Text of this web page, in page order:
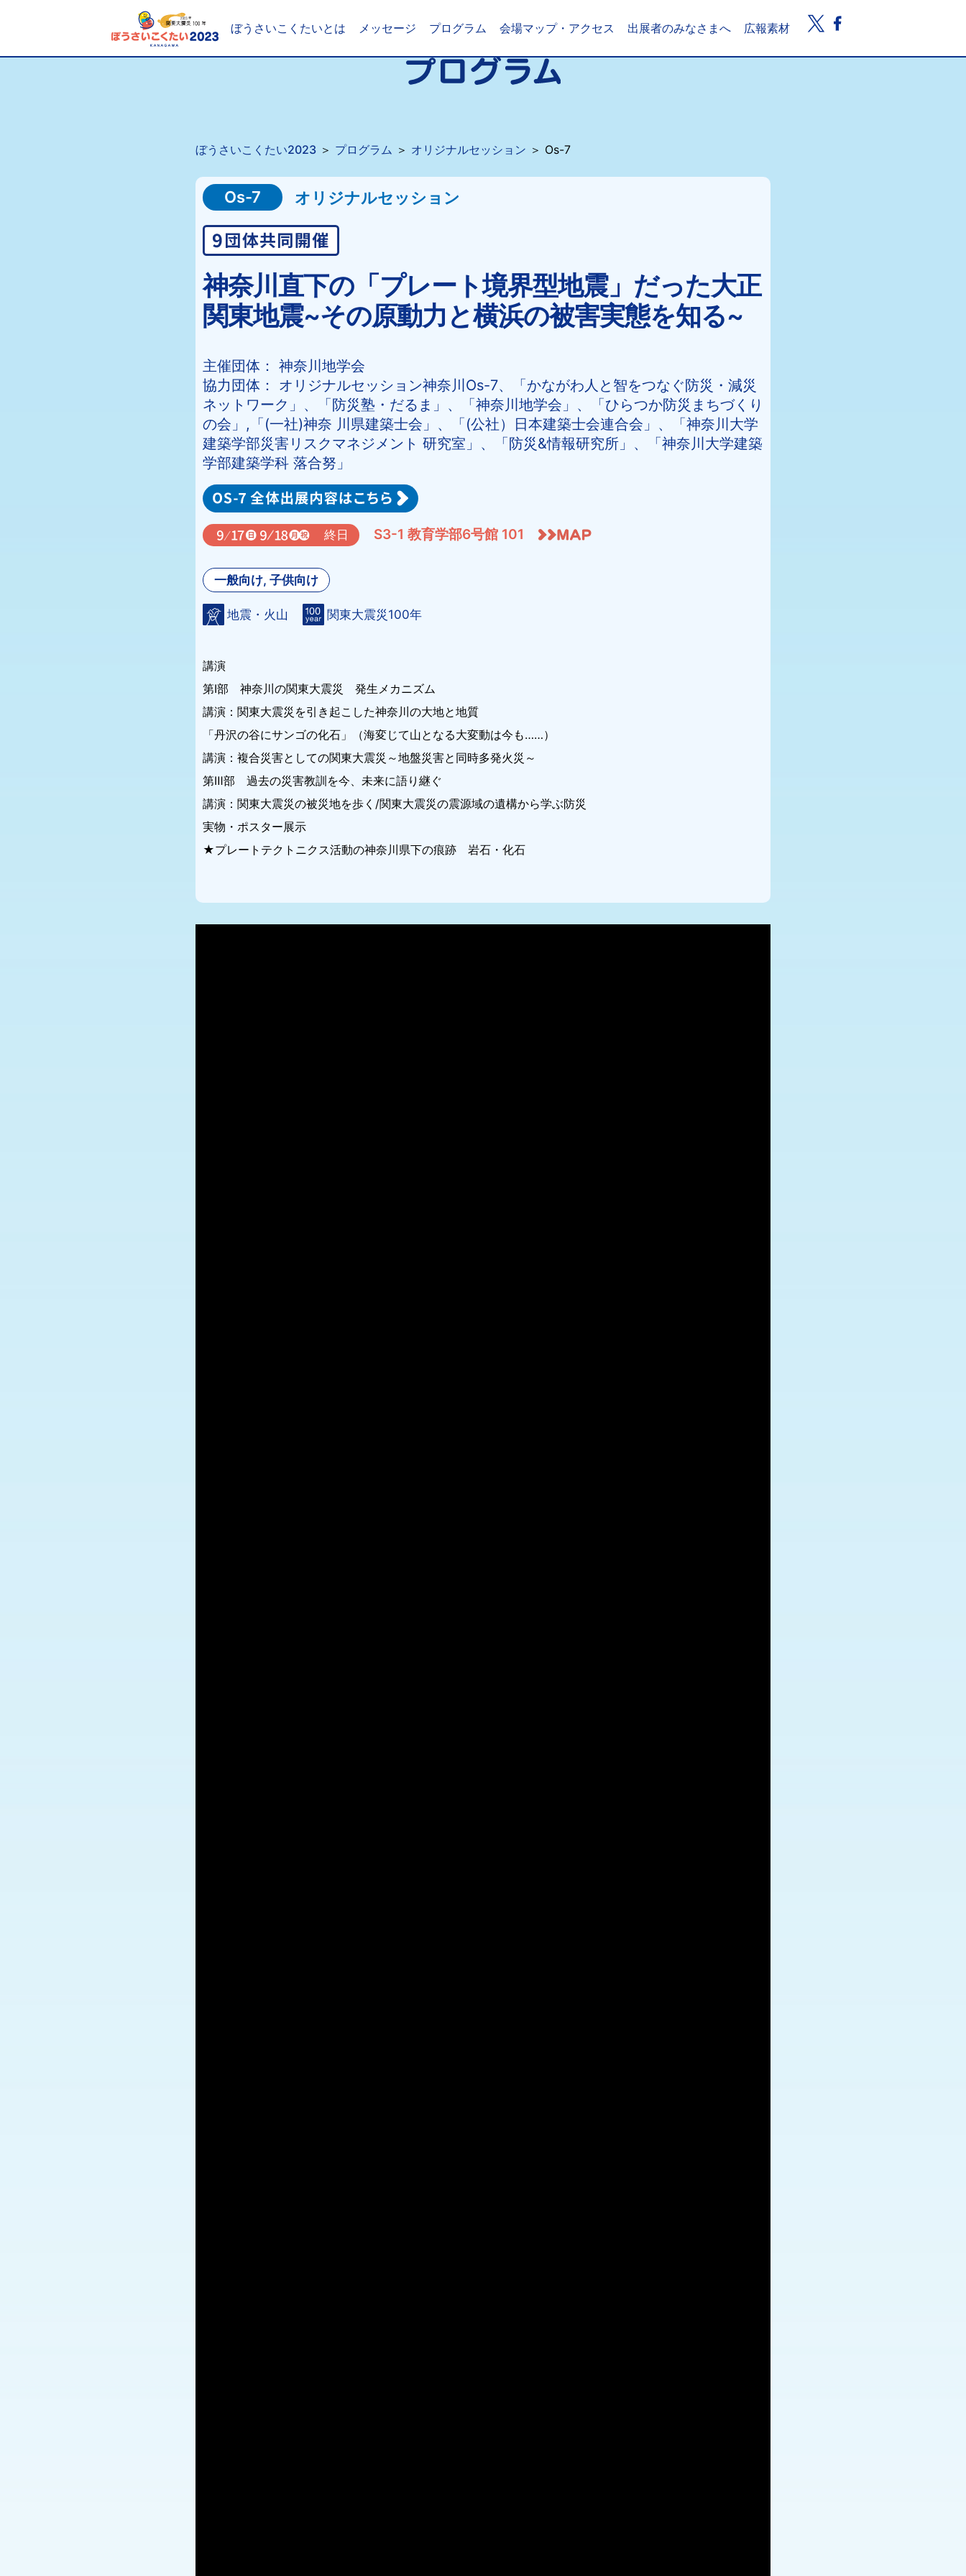
ぼうさいこくたいとは メッセージ プログラム 会場マップ・アクセス 出展者のみなさまへ 広報素材
ぼうさいこくたい2023 ＞ プログラム ＞ オリジナルセッション ＞ Os-7
Os-7 オリジナルセッション
神奈川直下の「プレート境界型地震」だった大正
関東地震~その原動力と横浜の被害実態を知る~
主催団体： 神奈川地学会
協力団体： オリジナルセッション神奈川Os-7、「かながわ人と智をつなぐ防災・減災
ネットワーク」、「防災塾・だるま」、「神奈川地学会」、「ひらつか防災まちづくり
の会」,「(一社)神奈 川県建築士会」、「(公社）日本建築士会連合会」、「神奈川大学
建築学部災害リスクマネジメント 研究室」、「防災&情報研究所」、「神奈川大学建築
学部建築学科 落合努」
終日 S3-1 教育学部6号館 101
一般向け, 子供向け
地震・火山 関東大震災100年
講演
第Ⅰ部 神奈川の関東大震災 発生メカニズム
講演：関東大震災を引き起こした神奈川の大地と地質
「丹沢の谷にサンゴの化石」（海変じて山となる大変動は今も……）
講演：複合災害としての関東大震災～地盤災害と同時多発火災～
第Ⅲ部 過去の災害教訓を今、未来に語り継ぐ
講演：関東大震災の被災地を歩く/関東大震災の震源域の遺構から学ぶ防災
実物・ポスター展示
★プレートテクトニクス活動の神奈川県下の痕跡 岩石・化石